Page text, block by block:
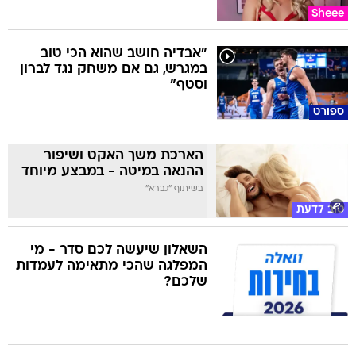
Sheee
ספורט
"אבדיה חושב שהוא הכי טוב
במגרש, גם אם משחק נגד לברון
וסטף"
טוב לדעת
הארכת משך האקט ושיפור
ההנאה במיטה - במבצע מיוחד
בשיתוף "גברא"
השאלון שיעשה לכם סדר - מי
המפלגה שהכי מתאימה לעמדות
שלכם?